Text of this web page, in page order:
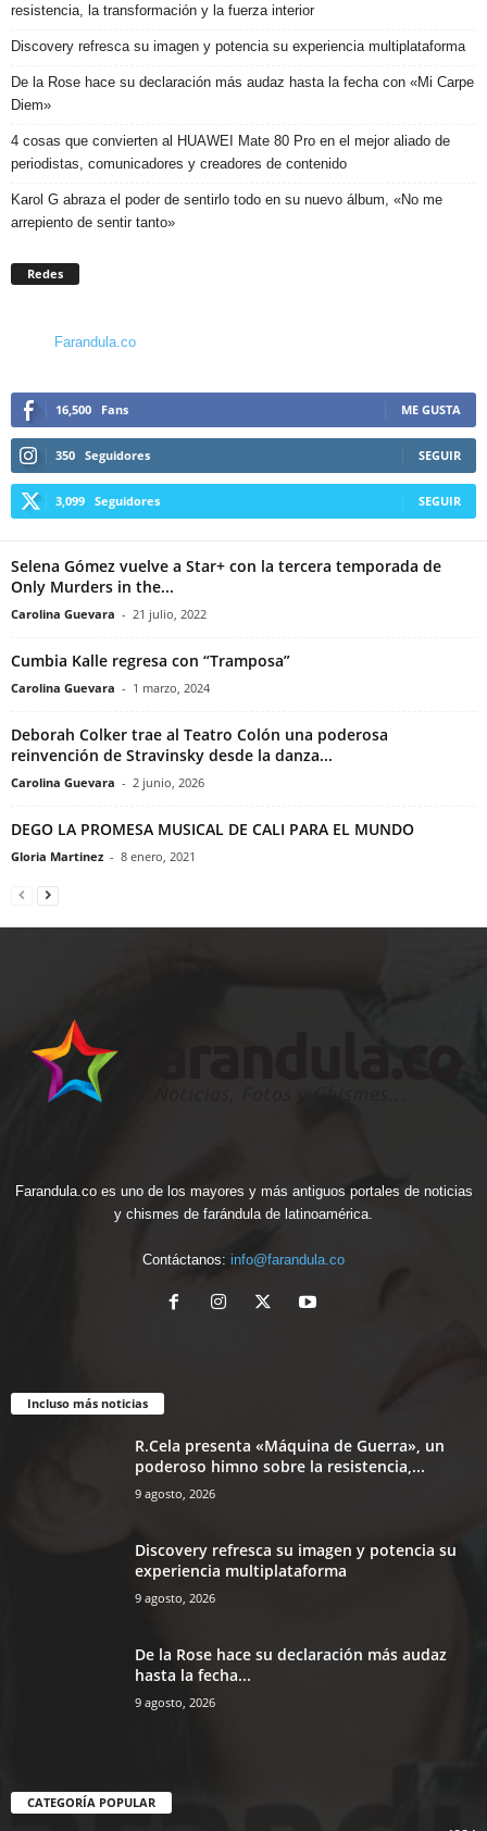
resistencia, la transformación y la fuerza interior
Discovery refresca su imagen y potencia su experiencia multiplataforma
De la Rose hace su declaración más audaz hasta la fecha con «Mi Carpe
Diem»
4 cosas que convierten al HUAWEI Mate 80 Pro en el mejor aliado de
periodistas, comunicadores y creadores de contenido
Karol G abraza el poder de sentirlo todo en su nuevo álbum, «No me
arrepiento de sentir tanto»
Redes
Farandula.co
16,500 Fans ME GUSTA
350 Seguidores SEGUIR
3,099 Seguidores SEGUIR
Selena Gómez vuelve a Star+ con la tercera temporada de
Only Murders in the...
Carolina Guevara - 21 julio, 2022
Cumbia Kalle regresa con “Tramposa”
Carolina Guevara - 1 marzo, 2024
Deborah Colker trae al Teatro Colón una poderosa
reinvención de Stravinsky desde la danza...
Carolina Guevara - 2 junio, 2026
DEGO LA PROMESA MUSICAL DE CALI PARA EL MUNDO
Gloria Martinez - 8 enero, 2021
Farandula.co es uno de los mayores y más antiguos portales de noticias
y chismes de farándula de latinoamérica.
Contáctanos: info@farandula.co
Incluso más noticias
R.Cela presenta «Máquina de Guerra», un
poderoso himno sobre la resistencia,...
9 agosto, 2026
Discovery refresca su imagen y potencia su
experiencia multiplataforma
9 agosto, 2026
De la Rose hace su declaración más audaz
hasta la fecha...
9 agosto, 2026
CATEGORÍA POPULAR